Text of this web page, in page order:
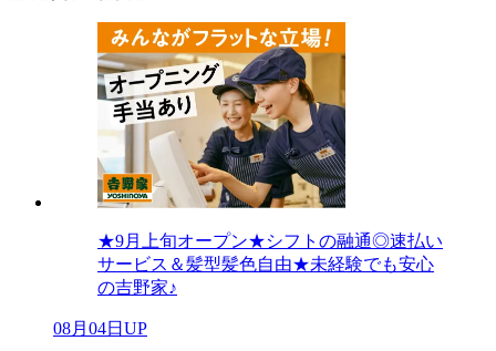
★9月上旬オープン★シフトの融通◎速払い
サービス＆髪型髪色自由★未経験でも安心
の吉野家♪
08月04日UP